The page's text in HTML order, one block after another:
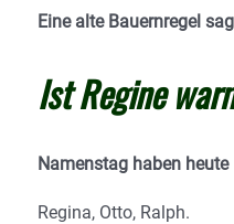
Eine alte Bauernregel
Ist Regine
Namenstag haben heute
Regina, Otto, Ralph.